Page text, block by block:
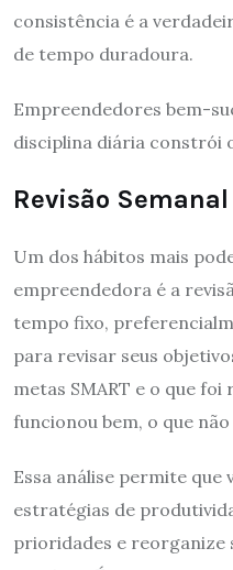
consistência é a
de tempo duradoura.
Empreendedores bem-
disciplina diária constrói
Revisão
Um dos hábitos mais
empreendedora é a
tempo fixo,
para revisar seus
metas SMART e o que foi
funcionou bem, o que
Essa análise permite que
estratégias de
prioridades e reorganize